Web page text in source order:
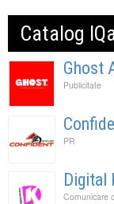
Catalog
Ghost
Publicitate
PR
Digital
Comunicare